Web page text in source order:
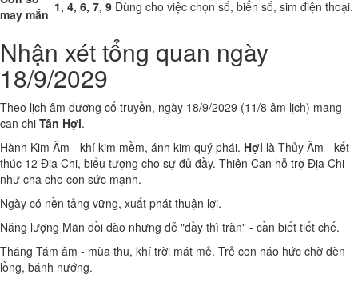
may mắn 1, 4, 6, 7, 9 Dùng cho việc chọn số, biển số, sim điện thoại.
Nhận xét tổng quan ngày
18/9/2029
Theo lịch âm dương cổ truyền, ngày 18/9/2029 (11/8 âm lịch) mang
can chi Tân Hợi.
Hành Kim Âm - khí kim mềm, ánh kim quý phái. Hợi là Thủy Âm - kết
thúc 12 Địa Chi, biểu tượng cho sự đủ đầy. Thiên Can hỗ trợ Địa Chi -
như cha cho con sức mạnh.
Ngày có nền tảng vững, xuất phát thuận lợi.
Năng lượng Mãn dồi dào nhưng dễ "đầy thì tràn" - cần biết tiết chế.
Tháng Tám âm - mùa thu, khí trời mát mẻ. Trẻ con háo hức chờ đèn
lồng, bánh nướng.